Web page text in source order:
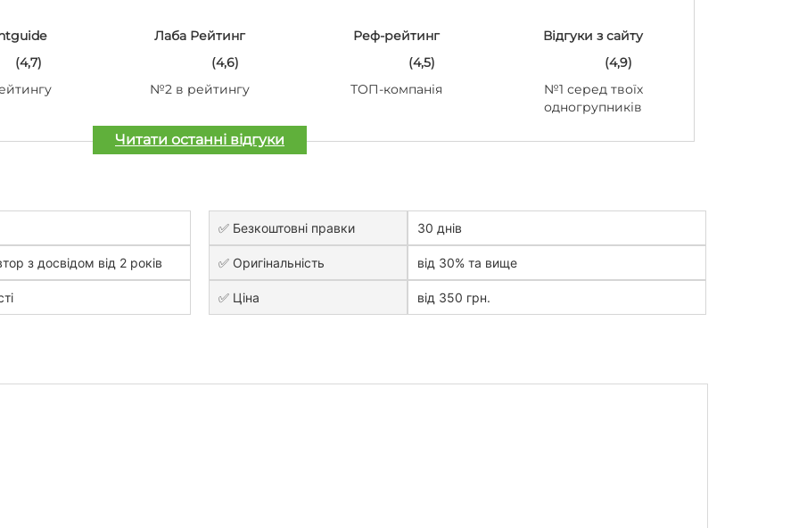
(4,7)
Лаба Рейтинг
(4,6)
№2 в рейтингу
Реф-рейтинг
(4,5)
ТОП-компанія
Відгуки з сайту
(4,9)
№1 серед твоїх
одногрупників
Читати останні відгуки
✅ Безкоштовні правки 30 днів
з досвідом від 2 років ✅ Оригінальність від 30% та вище
✅ Ціна від 350 грн.